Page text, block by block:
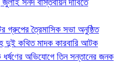
গ্রুপের ত্রৈমাসিক সভা অনুষ্ঠিত
দুই কথিত মাদক কারবারি আটক
অভিযোগে তিন সন্তানের জনক